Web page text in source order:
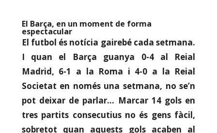
El Barça, en un moment de forma
espectacular
El futbol és notícia gairebé cada setmana.
I quan el Barça guanya 0-4 al Reial
Madrid, 6-1 a la Roma i 4-0 a la Reial
Societat en només una setmana, no se’n
pot deixar de parlar… Marcar 14 gols en
tres partits consecutius no és gens fàcil,
sobretot quan aquests golsacaben al